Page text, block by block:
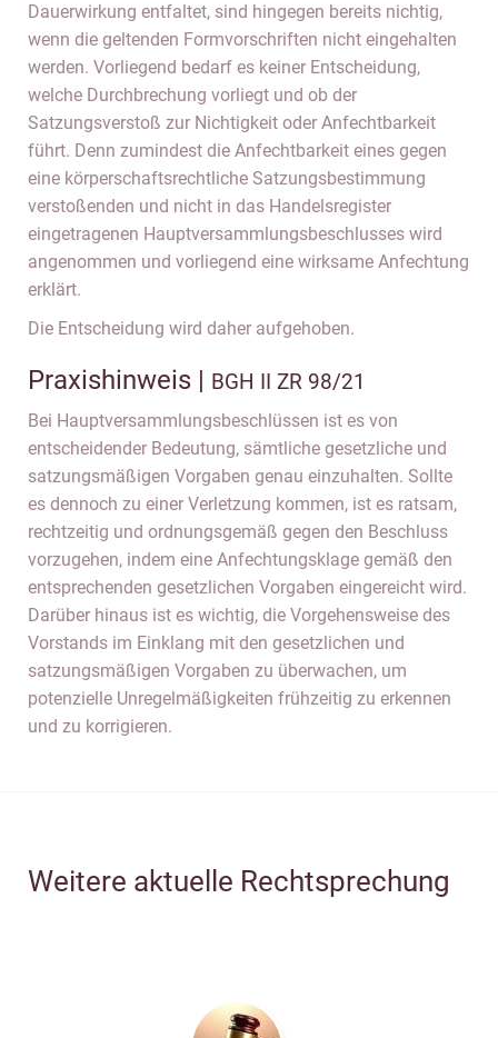
Dauerwirkung entfaltet, sind hingegen bereits nichtig,
wenn die geltenden Formvorschriften nicht eingehalten
werden. Vorliegend bedarf es keiner Entscheidung,
welche Durchbrechung vorliegt und ob der
Satzungsverstoß zur Nichtigkeit oder Anfechtbarkeit
führt. Denn zumindest die Anfechtbarkeit eines gegen
eine körperschaftsrechtliche Satzungsbestimmung
verstoßenden und nicht in das Handelsregister
eingetragenen Hauptversammlungsbeschlusses wird
angenommen und vorliegend eine wirksame Anfechtung
erklärt.
Die Entscheidung wird daher aufgehoben.
Praxishinweis | BGH II ZR 98/21
Bei Hauptversammlungsbeschlüssen ist es von
entscheidender Bedeutung, sämtliche gesetzliche und
satzungsmäßigen Vorgaben genau einzuhalten. Sollte
es dennoch zu einer Verletzung kommen, ist es ratsam,
rechtzeitig und ordnungsgemäß gegen den Beschluss
vorzugehen, indem eine Anfechtungsklage gemäß den
entsprechenden gesetzlichen Vorgaben eingereicht wird.
Darüber hinaus ist es wichtig, die Vorgehensweise des
Vorstands im Einklang mit den gesetzlichen und
satzungsmäßigen Vorgaben zu überwachen, um
potenzielle Unregelmäßigkeiten frühzeitig zu erkennen
und zu korrigieren.
Weitere aktuelle Rechtsprechung